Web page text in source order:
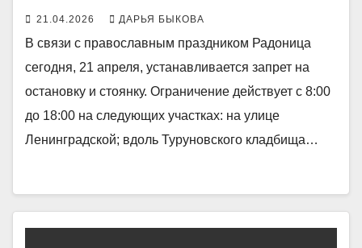
21.04.2026 ДАРЬЯ БЫКОВА
В связи с православным праздником Радоница
сегодня, 21 апреля, устанавливается запрет на
остановку и стоянку. Ограничение действует с 8:00
до 18:00 на следующих участках: на улице
Ленинградской; вдоль Туруновского кладбища…